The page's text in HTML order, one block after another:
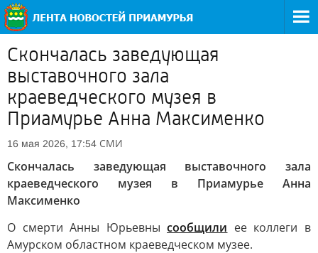
Скончалась заведующая
выставочного зала
краеведческого музея в
Приамурье Анна Максименко
16 мая 2026, 17:54 СМИ
Скончалась заведующая выставочного зала
краеведческого музея в Приамурье Анна
Максименко
О смерти Анны Юрьевнысообщили ее коллеги в
Амурском областном краеведческом музее.